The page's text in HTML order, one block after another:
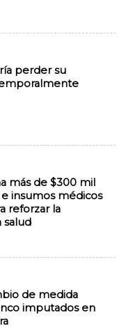
perder su
más de $300 mil
insumos médicos
reforzar la
salud
de medida
imputados en